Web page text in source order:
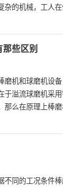
杂的机械，工人
些区别
磨机和球磨机设
溢流球磨机采
么在原理上棒
不同的工况条件